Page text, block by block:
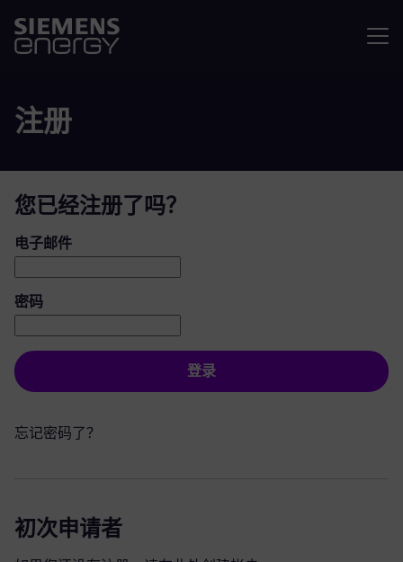
注册
您已经注册了吗？
登录：用户和密码
电子邮件
密码
登录
忘记密码了？
初次申请者